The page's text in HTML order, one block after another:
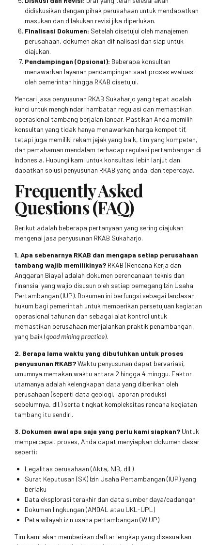
didiskusikan dengan pihak perusahaan untuk mendapatkan
masukan dan dilakukan revisi jika diperlukan.
Finalisasi Dokumen: Setelah disetujui oleh manajemen
perusahaan, dokumen akan difinalisasi dan siap untuk
diajukan.
Pendampingan (Opsional): Beberapa konsultan
menawarkan layanan pendampingan saat proses evaluasi
oleh pemerintah hingga RKAB disetujui.
Mencari jasa penyusunan RKAB Sukaharjo yang tepat adalah
kunci untuk menghindari hambatan regulasi dan memastikan
operasional tambang berjalan lancar. Pastikan Anda memilih
konsultan yang tidak hanya menawarkan harga kompetitif,
tetapi juga memiliki rekam jejak yang baik, tim yang kompeten,
dan pemahaman mendalam terhadap regulasi pertambangan di
Indonesia. Hubungi kami untuk konsultasi lebih lanjut dan
dapatkan solusi penyusunan RKAB yang andal dan tepercaya.
Frequently Asked
Questions (FAQ)
Berikut adalah beberapa pertanyaan yang sering diajukan
mengenai jasa penyusunan RKAB Sukaharjo.
1. Apa sebenarnya RKAB dan mengapa setiap perusahaan
tambang wajib memilikinya? RKAB (Rencana Kerja dan
Anggaran Biaya) adalah dokumen perencanaan teknis dan
finansial yang wajib disusun oleh setiap pemegang Izin Usaha
Pertambangan (IUP). Dokumen ini berfungsi sebagai landasan
hukum bagi pemerintah untuk memberikan persetujuan kegiatan
operasional tahunan dan sebagai alat kontrol untuk
memastikan perusahaan menjalankan praktik penambangan
yang baik (good mining practice).
2. Berapa lama waktu yang dibutuhkan untuk proses
penyusunan RKAB?Waktu penyusunan dapat bervariasi,
umumnya memakan waktu antara 2 hingga 4 minggu. Faktor
utamanya adalah kelengkapan data yang diberikan oleh
perusahaan (seperti data geologi, laporan produksi
sebelumnya, dll.) serta tingkat kompleksitas rencana kegiatan
tambang itu sendiri.
3. Dokumen awal apa saja yang perlu kami siapkan? Untuk
mempercepat proses, Anda dapat menyiapkan dokumen dasar
seperti:
Legalitas perusahaan (Akta, NIB, dll.)
Surat Keputusan (SK) Izin Usaha Pertambangan (IUP) yang
berlaku
Data eksplorasi terakhir dan data sumber daya/cadangan
Dokumen lingkungan (AMDAL atau UKL-UPL)
Peta wilayah izin usaha pertambangan (WIUP)
Tim kami akan memberikan daftar lengkap yang disesuaikan